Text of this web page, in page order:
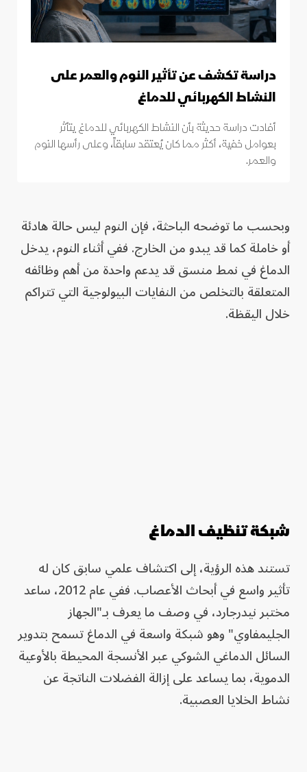
دراسة تكشف عن تأثير النوم والعمر على
النشاط الكهربائي للدماغ
أفادت دراسة حديثة بأن النشاط الكهربائي للدماغ يتأثر
بعوامل خفية، أكثر مما كان يُعتقد سابقاً، وعلى رأسها النوم
والعمر.
وبحسب ما توضحه الباحثة، فإن النوم ليس حالة هادئة
أو خاملة كما قد يبدو من الخارج. ففي أثناء النوم، يدخل
الدماغ في نمط منسق قد يدعم واحدة من أهم وظائفه
المتعلقة بالتخلص من النفايات البيولوجية التي تتراكم
خلال اليقظة.
شبكة تنظيف الدماغ
تستند هذه الرؤية، إلى اكتشاف علمي سابق كان له
تأثير واسع في أبحاث الأعصاب. ففي عام 2012، ساعد
مختبر نيدرجارد، في وصف ما يعرف بـ"الجهاز
الجليمفاوي" وهو شبكة واسعة في الدماغ تسمح بتدوير
السائل الدماغي الشوكي عبر الأنسجة المحيطة بالأوعية
الدموية، بما يساعد على إزالة الفضلات الناتجة عن
نشاط الخلايا العصبية.